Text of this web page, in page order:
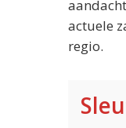
actuele
regio.